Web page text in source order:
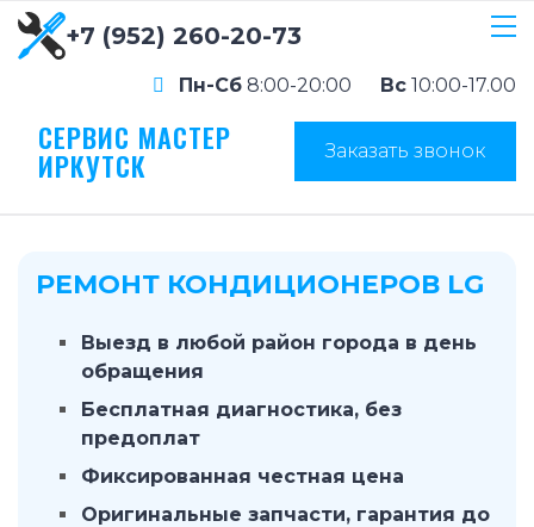
+7 (952) 260-20-73
Пн-Сб 8:00-20:00 Вс 10:00-17.00
СЕРВИС МАСТЕР
ИРКУТСК Заказать звонок
РЕМОНТ КОНДИЦИОНЕРОВ LG
Выезд в любой район города в день
обращения
Бесплатная диагностика, без
предоплат
Фиксированная честная цена
Оригинальные запчасти, гарантия до